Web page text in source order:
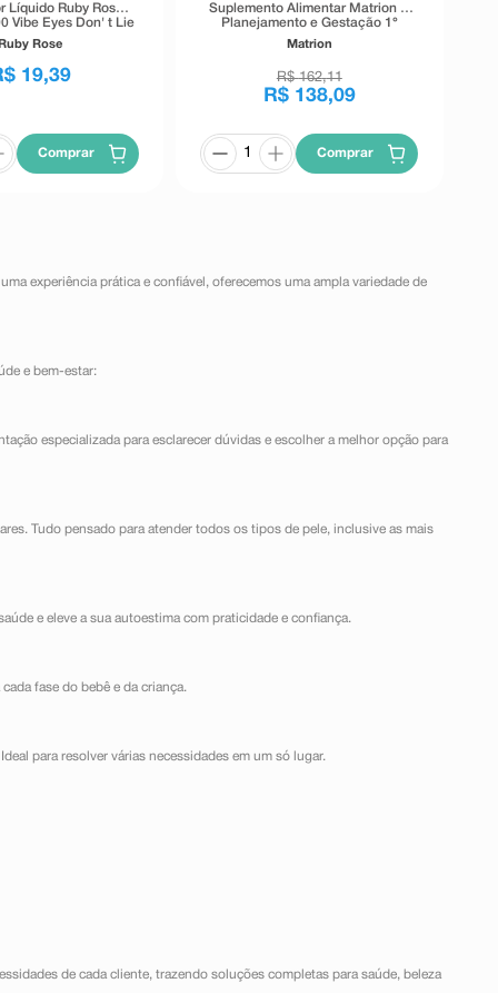
Líquido Ruby Rose
Vibe Eyes Don' t Lie
5,5g
Ruby Rose
19,39
Comprar
Suplemento Alimentar Matrion D
Planejamento e Gestação 1°
Trimestre 90 Comprimidos
Revestidos
Matrion
R$ 162,11
R$ 138,09
Comprar
experiência prática e confiável, oferecemos uma ampla variedade de
e bem-estar:
especializada para esclarecer dúvidas e escolher a melhor opção para
Tudo pensado para atender todos os tipos de pele, inclusive as mais
e eleve a sua autoestima com praticidade e confiança.
fase do bebê e da criança.
para resolver várias necessidades em um só lugar.
de cada cliente, trazendo soluções completas para saúde, beleza